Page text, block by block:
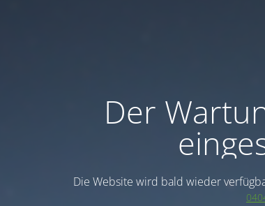
Der
Die Website wird bald wieder